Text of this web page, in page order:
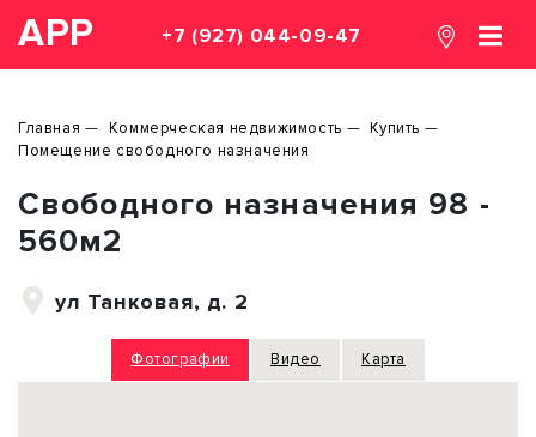
АРР +7 (927) 044-09-47
Главная Коммерческая недвижимость
Купить
Помещение свободного назначения
Свободного назначения 98 -
560м2
ул Танковая, д. 2
Фотографии Видео Карта